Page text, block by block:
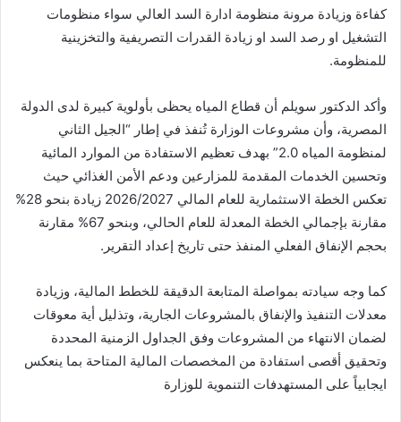
كفاءة وزيادة مرونة منظومة ادارة السد العالي سواء منظومات
التشغيل او رصد السد او زيادة القدرات التصريفية والتخزينية
للمنظومة.
وأكد الدكتور سويلم أن قطاع المياه يحظى بأولوية كبيرة لدى الدولة
المصرية، وأن مشروعات الوزارة تُنفذ في إطار “الجيل الثاني
لمنظومة المياه 2.0” بهدف تعظيم الاستفادة من الموارد المائية
وتحسين الخدمات المقدمة للمزارعين ودعم الأمن الغذائي حيث
تعكس الخطة الاستثمارية للعام المالي 2026/2027 زيادة بنحو 28%
مقارنة بإجمالي الخطة المعدلة للعام الحالي، وبنحو 67% مقارنة
بحجم الإنفاق الفعلي المنفذ حتى تاريخ إعداد التقرير.
كما وجه سيادته بمواصلة المتابعة الدقيقة للخطط المالية، وزيادة
معدلات التنفيذ والإنفاق بالمشروعات الجارية، وتذليل أية معوقات
لضمان الانتهاء من المشروعات وفق الجداول الزمنية المحددة
وتحقيق أقصى استفادة من المخصصات المالية المتاحة بما ينعكس
ايجابياً على المستهدفات التنموية للوزارة